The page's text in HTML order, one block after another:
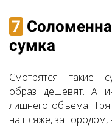
7
сумка
Смотрятся такие
образ дешевят. А
лишнего объема.
на пляже, за